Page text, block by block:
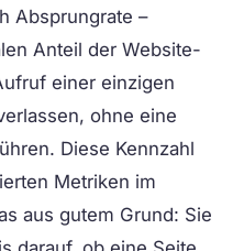
Absprungrate –
Anteil der Website-
einer einzigen
ohne eine
Diese Kennzahl
Metriken im
aus gutem Grund: Sie